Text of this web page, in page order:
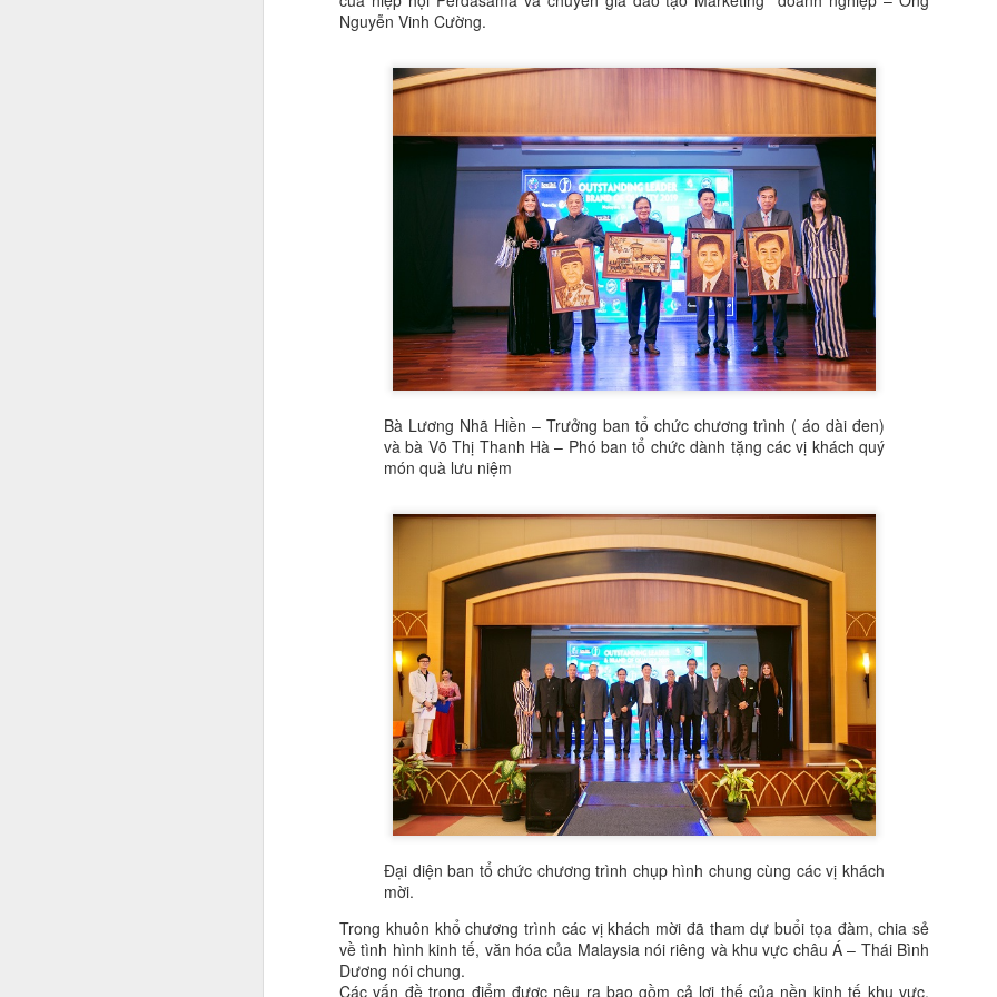
Nguyễn Vinh Cường.
Bà Lương Nhã Hiền – Trưởng ban tổ chức chương trình ( áo dài đen)
và bà Võ Thị Thanh Hà – Phó ban tổ chức dành tặng các vị khách quý
món quà lưu niệm
Đại diện ban tổ chức chương trình chụp hình chung cùng các vị khách
mời.
Trong khuôn khổ chương trình các vị khách mời đã tham dự buổi tọa đàm, chia sẻ
về tình hình kinh tế, văn hóa của Malaysia nói riêng và khu vực châu Á – Thái Bình
Dương nói chung.
Các vấn đề trọng điểm được nêu ra bao gồm cả lợi thế của nền kinh tế khu vực,
cool", mà là cool một cách… không cần cố.
27
Nghệ Thuật Tinh Giản
Giữa nhịp chảy không ngừng của Bangkok nơi thời trang đường phố
luôn cạnh tranh từng khoảnh khắc, Miss Quyn Si không cần cố gắng để
nổi bật. Cô đơn giản xuất hiện, và mọi thứ xung quanh dường như tự
động hạ tông.
Bộ blazer dáng dài được xử lý với độ chính xác gần như tuyệt đối:
phom vai sắc, đường cắt gọn, độ rũ vừa đủ để ôm lấy cơ thể mà không
hề gò bó.
APR
22
Ao Zang và Miss Quyn Si ''gây bão'' với bộ ảnh mới
Không cần drama, không cần chiêu trò truyền thông rầm rộ, chỉ
một bộ ảnh mới cũng đủ khiến cộng đồng mạng “đứng ngồi không
yên” khi siêu mẫu Trung Quốc Ao Zang bất ngờ kết hợp cùng Miss
mạnh.
Ngay từ những khung hình đầu tiên, Ao Zang đã chứng minh vì sao anh
APR
21
SIÊU MẪU AO ZANG - KHI “VẺ ĐẸP LẠNH” TRỞ
THÀNH NGÔN NGỮ QUYỀN LỰC MỚI CỦA THỜI
TRANG CHÂU Á
Trong thế giới thời trang đang dần bão hòa bởi những gương mặt na ná
nhau, sự xuất hiện của Ao Zang mang đến một cảm giác khác biệt rõ
rệt không ồn ào, không phô trương, nhưng đủ sắc lạnh để khiến mọi ánh
nhìn phải dừng lại lâu hơn một nhịp.
Sở hữu chiều cao lý tưởng cùng tỷ lệ hình thể chuẩn mực của một high-
fashion model, Ao Zang không chỉ “mặc” trang phục, mà anh biến mỗi
bước đi thành một tuyên ngôn thị giác.
MAR
6
Nét kiêu sa của Hoa hậu Sắc đẹp người Việt Hà Linh
Người Việt Hà Linh khiến người xem khó rời mắt khi xuất hiện
Khoác lên mình chiếc váy dạ hội được thiết kế công phu với phom dáng